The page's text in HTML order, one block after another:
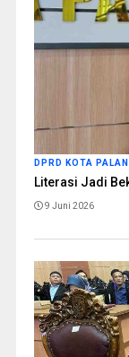
DPRD KOTA
Literasi Jadi
9 Juni 2026